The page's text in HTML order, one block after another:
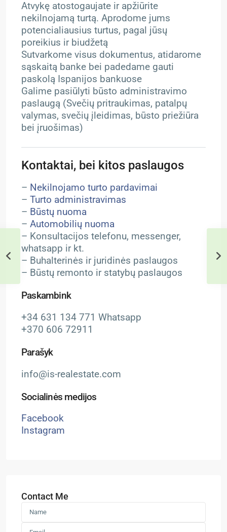
Atvykę atostogaujate ir apžiūrite
nekilnojamą turtą. Aprodome jums
potencialiausius turtus, pagal jūsų
poreikius ir biudžetą
Sutvarkome visus dokumentus, atidarome
sąskaitą banke bei padedame gauti
paskolą Ispanijos bankuose
Galime pasiūlyti būsto administravimo
paslaugą (Svečių pritraukimas, patalpų
valymas, svečių įleidimas, būsto priežiūra
bei įruošimas)
Kontaktai, bei kitos paslaugos
– Nekilnojamo turto pardavimai
– Turto administravimas
– Būstų nuoma
– Automobilių nuoma
– Konsultacijos telefonu, messenger,
whatsapp ir kt.
– Buhalterinės ir juridinės paslaugos
– Būstų remonto ir statybų paslaugos
Paskambink
+34 631 134 771 Whatsapp
+370 606 72911
Parašyk
info@is-realestate.com
Socialinės medijos
Facebook
Instagram
Contact Me